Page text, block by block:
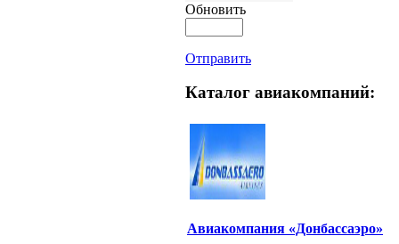
Обновить
Отправить
Каталог авиакомпаний:
Авиакомпания «Донбассаэро»